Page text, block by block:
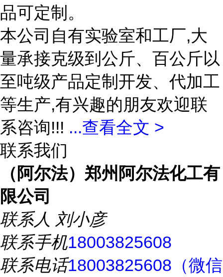
品可定制。
本公司自有实验室和工厂,大
量承接克级到公斤、百公斤以
至吨级产品定制开发、代加工
等生产,有兴趣的朋友欢迎联
系咨询!!! ...查看全文 >
联系我们
（阿尔法）郑州阿尔法化工有
限公司
联系人 刘小彦
联系手机18003825608
联系电话18003825608（微信